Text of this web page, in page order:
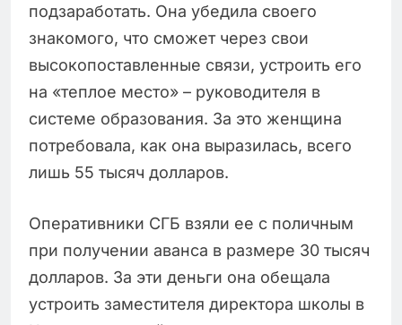
подзаработать. Она убедила своего
знакомого, что сможет через свои
высокопоставленные связи, устроить его
на «теплое место» – руководителя в
системе образования. За это женщина
потребовала, как она выразилась, всего
лишь 55 тысяч долларов.
Оперативники СГБ взяли ее с поличным
при получении аванса в размере 30 тысяч
долларов. За эти деньги она обещала
устроить заместителя директора школы в